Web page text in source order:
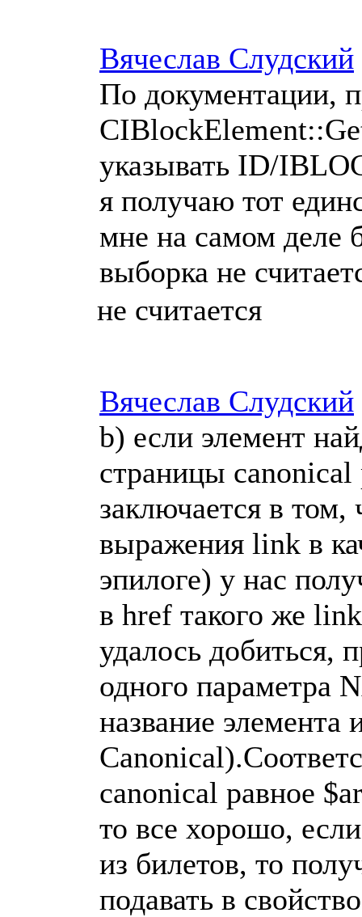
Вячеслав Слудский
По документации,
указывать ID/
я получаю тот
мне на самом деле
выборка не
не считается
Вячеслав Слудский
b) если элемент
страницы
заключается в
выражения link в
эпилоге) у нас
в href такого же
удалось добиться,
одного параметра
название элемента
canonical равное
то все хорошо,
из билетов, то
подавать в